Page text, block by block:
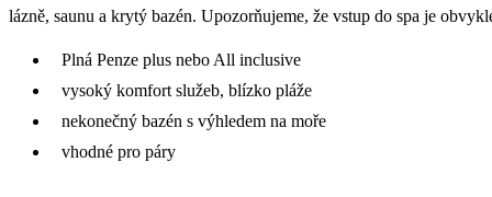
lázně, saunu a krytý bazén. Upozorňujeme, že vstup do spa je
Plná Penze plus nebo All inclusive
vysoký komfort služeb, blízko pláže
nekonečný bazén s výhledem na moře
vhodné pro páry